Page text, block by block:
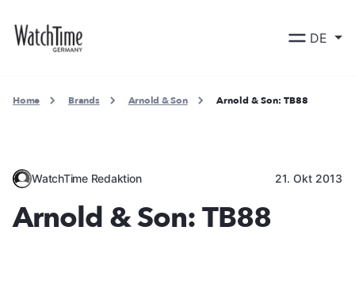
DE
Home Brands Arnold & Son Arnold & Son: TB88
WatchTime Redaktion 21. Okt 2013
Arnold & Son: TB88